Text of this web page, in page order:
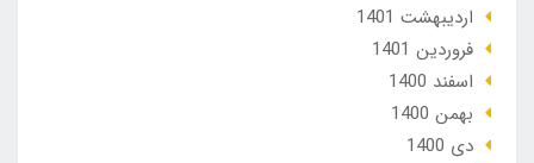
ارديبهشت 1401
فروردین 1401
اسفند 1400
بهمن 1400
دی 1400